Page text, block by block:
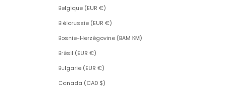
Belgique (EUR €)
Biélorussie (EUR €)
Bosnie-Herzégovine (BAM КМ)
Brésil (EUR €)
Bulgarie (EUR €)
Canada (CAD $)